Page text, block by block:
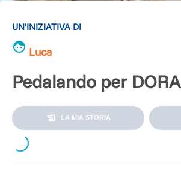
UN'INIZIATIVA DI
Luca
Pedalando per DORA
LA MIA STORIA
Loading...